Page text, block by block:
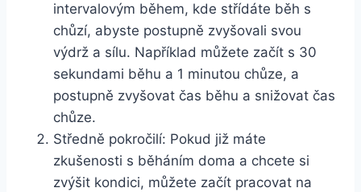
intervalovým během, kde střídáte běh s
chůzí, abyste postupně zvyšovali svou
výdrž a sílu. Například můžete začít s 30
sekundami běhu a 1 minutou chůze, a
postupně zvyšovat čas běhu a snižovat čas
chůze.
Středně pokročilí: Pokud již máte
zkušenosti s běháním doma a chcete si
zvýšit kondici, můžete začít pracovat na